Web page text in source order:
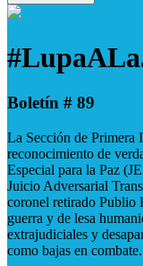
Boletín # 89
La Sección de Primera
reconocimiento de
Especial para la Paz
Juicio Adversarial
coronel retirado Publio
guerra y de lesa
extrajudiciales y
como bajas en combate.